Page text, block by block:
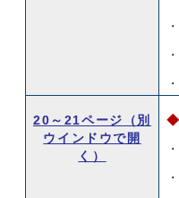
20～21ページ
（別
ウインドウで開
く）
◆